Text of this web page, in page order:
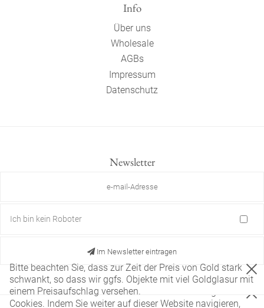
Info
Über uns
Wholesale
AGBs
Impressum
Datenschutz
Newsletter
Ich bin kein Roboter
Im Newsletter eintragen
Diese Website verwendet nur technisch notwendige
Cookies. Indem Sie weiter auf dieser Website navigieren,
Bitte beachten Sie, dass zur Zeit der Preis von Gold stark
schwankt, so dass wir ggfs. Objekte mit viel Goldglasur mit
einem Preisaufschlag versehen.